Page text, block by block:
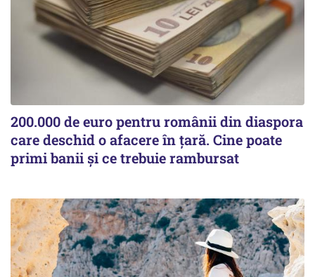
200.000 de euro pentru românii din diaspora
care deschid o afacere în țară. Cine poate
primi banii și ce trebuie rambursat